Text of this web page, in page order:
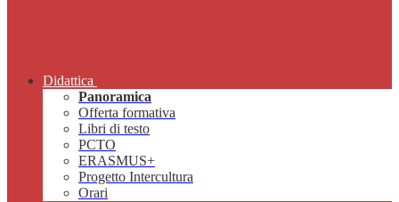
Didattica
Panoramica
Offerta formativa
Libri di testo
PCTO
ERASMUS+
Progetto Intercultura
Orari